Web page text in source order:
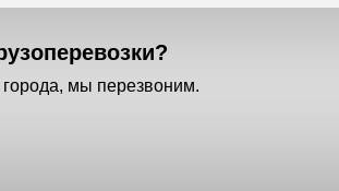
мы перезвоним.